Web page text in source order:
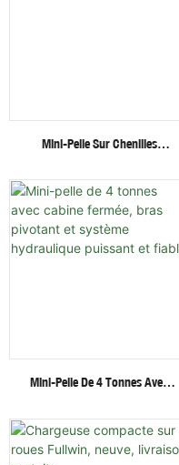
Mini-Pelle Sur Chenilles
Accessoires Multifonctionnels
Mini-Pelle De 4 Tonnes Avec
Et Système Hydraulique
Puissant Et Fiable